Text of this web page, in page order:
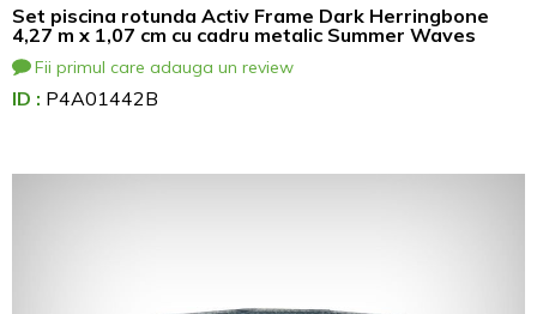
Set piscina rotunda Activ Frame Dark Herringbone
4,27 m x 1,07 cm cu cadru metalic Summer Waves
Fii primul care adauga un review
ID : P4A01442B